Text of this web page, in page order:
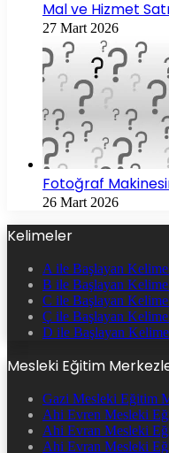
Mal ve Hizmet
27 Mart 2026
Fotoğraf
26 Mart 2026
Kelimeler
A ile Başlayan
B ile Başlayan
C ile Başlayan
Ç ile Başlayan
D ile Başlayan
Mesleki Eğitim
Gazi Mesleki Eğitim
Ahi Evren Mesleki
Ahi Evran Mesleki
Ahi Evran Mesleki